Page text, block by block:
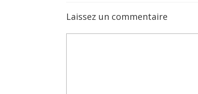
Laissez un commentaire